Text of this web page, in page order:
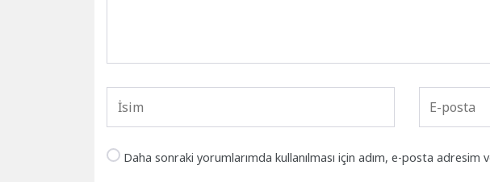
Daha sonraki yorumlarımda kullanılması için adım, e-posta adresim